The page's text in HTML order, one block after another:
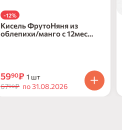
-12%
Кисель ФрутоНяня из
облепихи/манго с 12мес
5990₽ 1 шт
6790₽ по 31.08.2026